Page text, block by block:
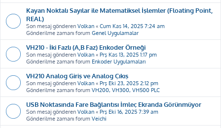
Kayan Noktalı Sayılar ile Matematiksel İşlemler (Floating Point,
REAL)
Son mesaj gönderen Volkan « Cum Kas 14, 2025 7:24 am
Gönderilme zamanı forum Genel Uygulamalar
VH210 - İki Fazlı (A,B Faz) Enkoder Örneği
Son mesaj gönderen Volkan « Prş Kas 13, 2025 1:17 pm
Gönderilme zamanı forum Enkoder Uygulamaları
VH210 Analog Giriş ve Analog Çıkış
Son mesaj gönderen Volkan « Prş Eki 23, 2025 2:12 pm
Gönderilme zamanı forum VH200, VH300, VH500 PLC
USB Noktasında Fare Bağlantısı İmleç Ekranda Görünmüyor
Son mesaj gönderen Volkan « Prş Eki 16, 2025 7:39 am
Gönderilme zamanı forum Veichi